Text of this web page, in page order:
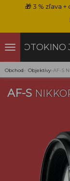
🎁3 % zľava
FOTOKINO
Obchod › Objektívy›AF-S
AF-S